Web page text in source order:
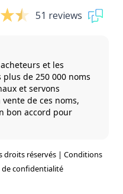
51 reviews
et les
de 250 000 noms
et servons
de ces noms,
bon accord pour
droits réservés | Conditions
de confidentialité